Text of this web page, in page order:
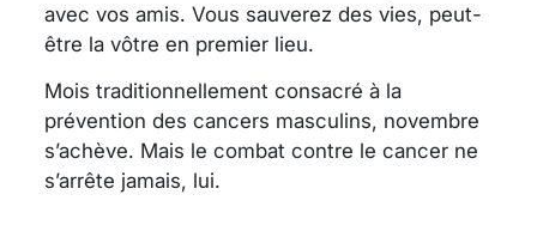
avec vos amis. Vous sauverez des vies, peut-
être la vôtre en premier lieu.
Mois traditionnellement consacré à la
prévention des cancers masculins, novembre
s’achève. Mais le combat contre le cancer ne
s’arrête jamais, lui.